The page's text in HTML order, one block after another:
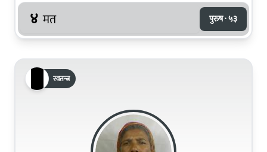
४ मत पुरुष · ५३
स्वतन्त्र